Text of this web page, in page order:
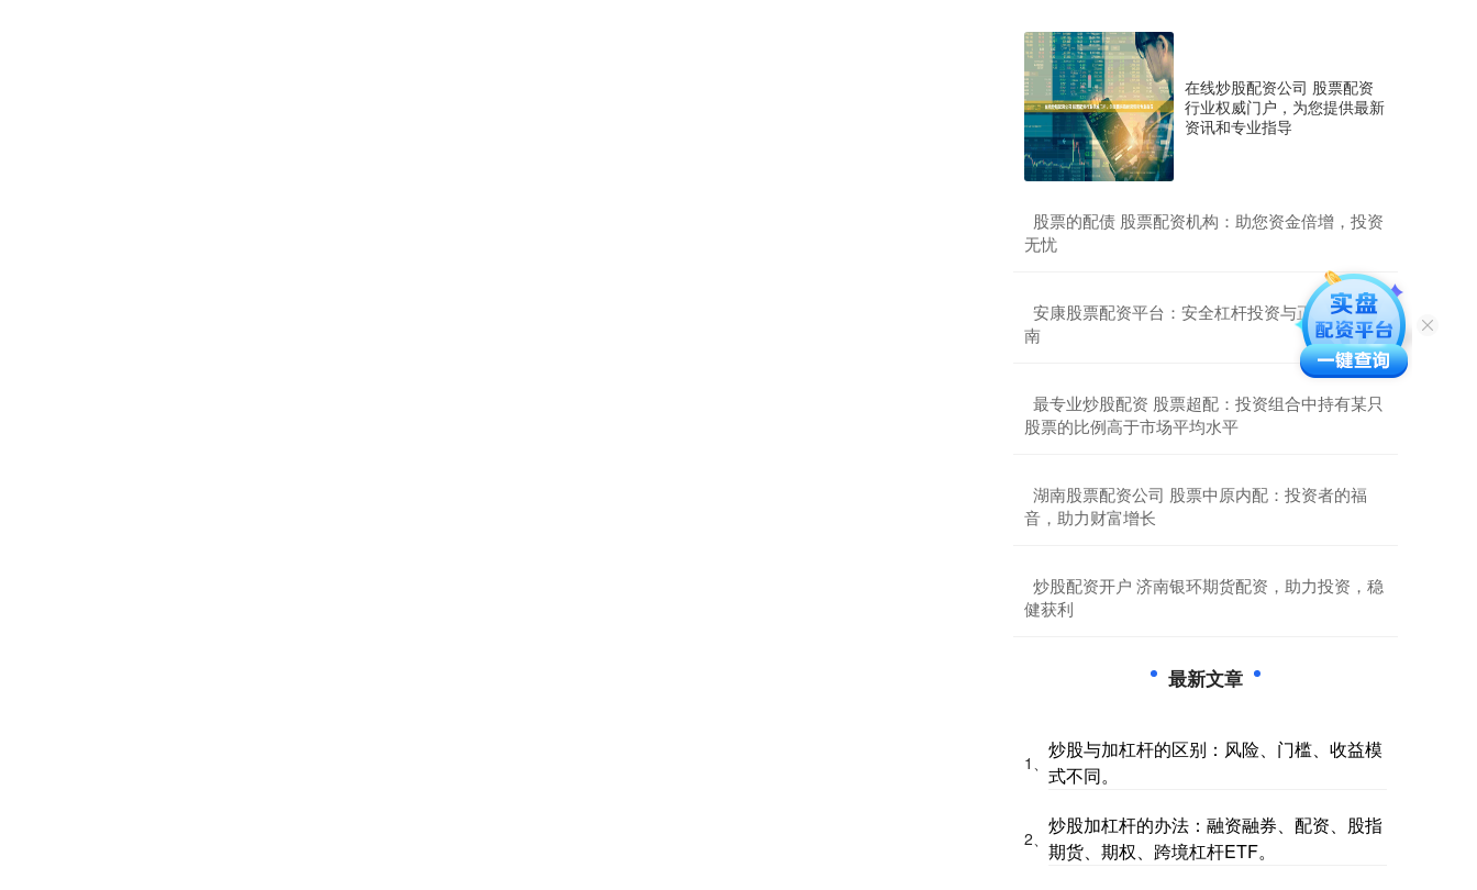
在线炒股配资公司 股票配资
行业权威门户，为您提供最新
资讯和专业指导
​股票的配债 股票配资机构：助您资金倍增，投资
无忧
​安康股票配资平台：安全杠杆投资与正规开户指
南
​最专业炒股配资 股票超配：投资组合中持有某只
股票的比例高于市场平均水平
​湖南股票配资公司 股票中原内配：投资者的福
音，助力财富增长
​炒股配资开户 济南银环期货配资，助力投资，稳
健获利
最新文章
1、
炒股与加杠杆的区别：风险、门槛、收益模
式不同。
2、
炒股加杠杆的办法：融资融券、配资、股指
期货、期权、跨境杠杆ETF。